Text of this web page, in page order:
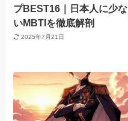
プBEST16｜日本人に少な
いMBTIを徹底解剖
2025年7月21日